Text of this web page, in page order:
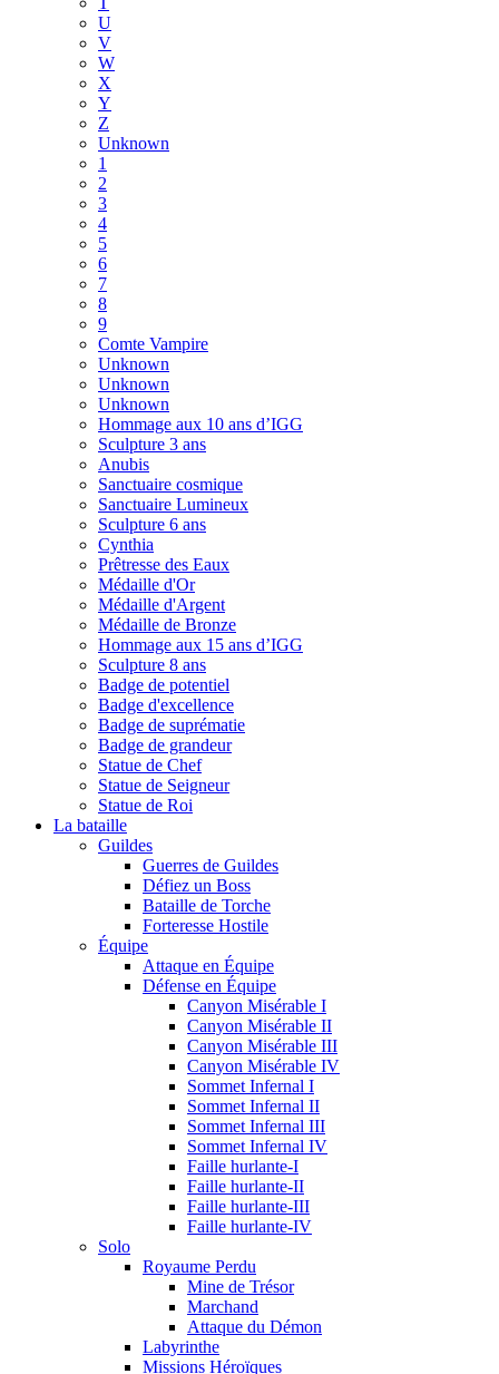
U
V
W
X
Y
Z
Unknown
1
2
3
4
5
6
7
8
9
Comte Vampire
Unknown
Unknown
Unknown
Hommage aux 10 ans d’IGG
Sculpture 3 ans
Anubis
Sanctuaire cosmique
Sanctuaire Lumineux
Sculpture 6 ans
Cynthia
Prêtresse des Eaux
Médaille d'Or
Médaille d'Argent
Médaille de Bronze
Hommage aux 15 ans d’IGG
Sculpture 8 ans
Badge de potentiel
Badge d'excellence
Badge de suprématie
Badge de grandeur
Statue de Chef
Statue de Seigneur
Statue de Roi
La bataille
Guildes
Guerres de Guildes
Défiez un Boss
Bataille de Torche
Forteresse Hostile
Équipe
Attaque en Équipe
Défense en Équipe
Canyon Misérable I
Canyon Misérable II
Canyon Misérable III
Canyon Misérable IV
Sommet Infernal I
Sommet Infernal II
Sommet Infernal III
Sommet Infernal IV
Faille hurlante-I
Faille hurlante-II
Faille hurlante-III
Faille hurlante-IV
Solo
Royaume Perdu
Mine de Trésor
Marchand
Attaque du Démon
Labyrinthe
Missions Héroïques